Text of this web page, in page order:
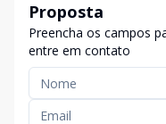
Proposta
Preencha os campos
entre em contato